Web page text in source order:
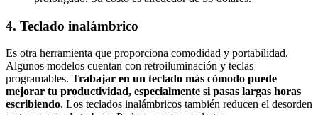
4. Teclado inalámbrico
Es otra herramienta que proporciona comodidad y portabilidad.
Algunos modelos cuentan con retroiluminación y teclas
programables. Trabajar en un teclado más cómodo puede
mejorar tu productividad, especialmente si pasas largas horas
escribiendo. Los teclados inalámbricos también reducen el desorden